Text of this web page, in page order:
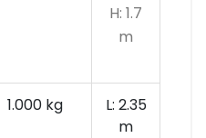
H: 1.7
m
1.000 kg
L: 2.35
m